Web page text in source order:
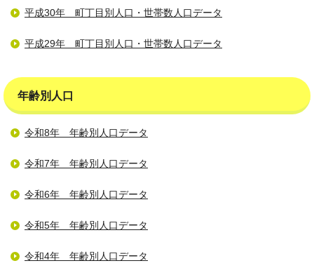
平成30年 町丁目別人口・世帯数人口データ
平成29年 町丁目別人口・世帯数人口データ
年齢別人口
令和8年 年齢別人口データ
令和7年 年齢別人口データ
令和6年 年齢別人口データ
令和5年 年齢別人口データ
令和4年 年齢別人口データ